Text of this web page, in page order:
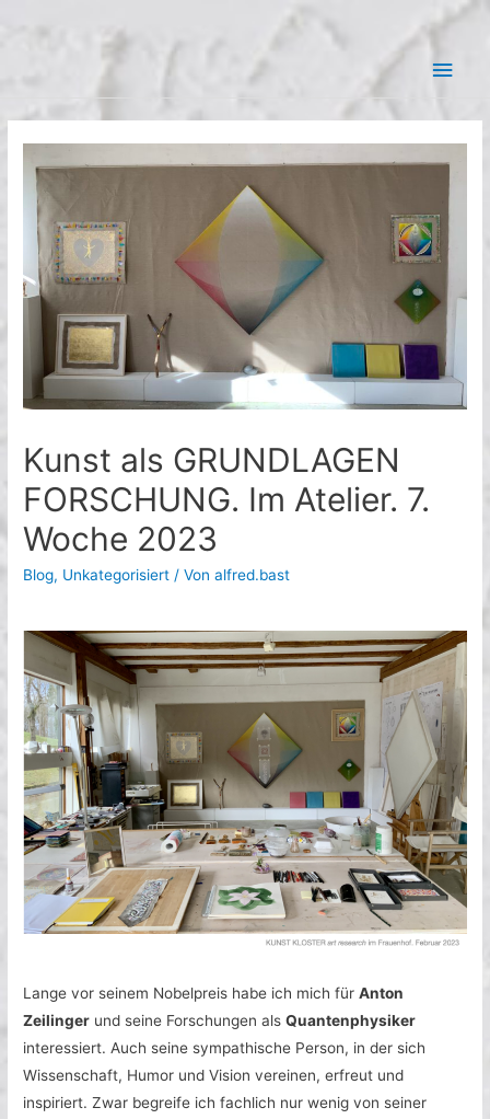
Kunst als GRUNDLAGEN
FORSCHUNG. Im Atelier. 7.
Woche 2023
Blog, Unkategorisiert / Vonalfred.bast
Lange vor seinem Nobelpreis habe ich mich fürAnton
Zeilinger und seine Forschungen alsQuantenphysiker
interessiert. Auch seine sympathische Person, in der sich
Wissenschaft, Humor und Vision vereinen, erfreut und
inspiriert. Zwar begreife ich fachlich nur wenig von seiner